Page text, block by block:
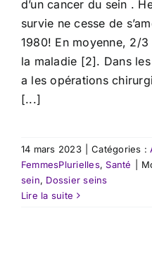
d’un cancer du sein .
survie ne cesse de
1980! En moyenne, 2/
la maladie [2]. Dans
a les opérations
[...]
14 mars 2023 Catégories :
FemmesPlurielles,Santé
sein, Dossier seins
Lire la suite